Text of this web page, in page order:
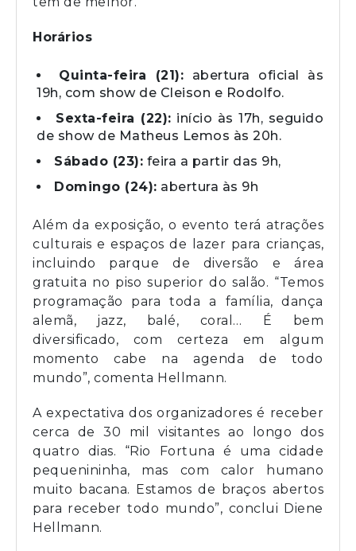
Horários
Quinta-feira (21): abertura oficial às
19h, com show de Cleison e Rodolfo.
Sexta-feira (22): início às 17h, seguido
de show de Matheus Lemos às 20h.
Sábado (23): feira a partir das 9h,
Domingo (24): abertura às 9h
Além da exposição, o evento terá atrações
culturais e espaços de lazer para crianças,
incluindo parque de diversão e área
gratuita no piso superior do salão. “Temos
programação para toda a família, dança
alemã, jazz, balé, coral… É bem
diversificado, com certeza em algum
momento cabe na agenda de todo
mundo”, comenta Hellmann.
A expectativa dos organizadores é receber
cerca de 30 mil visitantes ao longo dos
quatro dias. “Rio Fortuna é uma cidade
pequenininha, mas com calor humano
muito bacana. Estamos de braços abertos
para receber todo mundo”, conclui Diene
Hellmann.